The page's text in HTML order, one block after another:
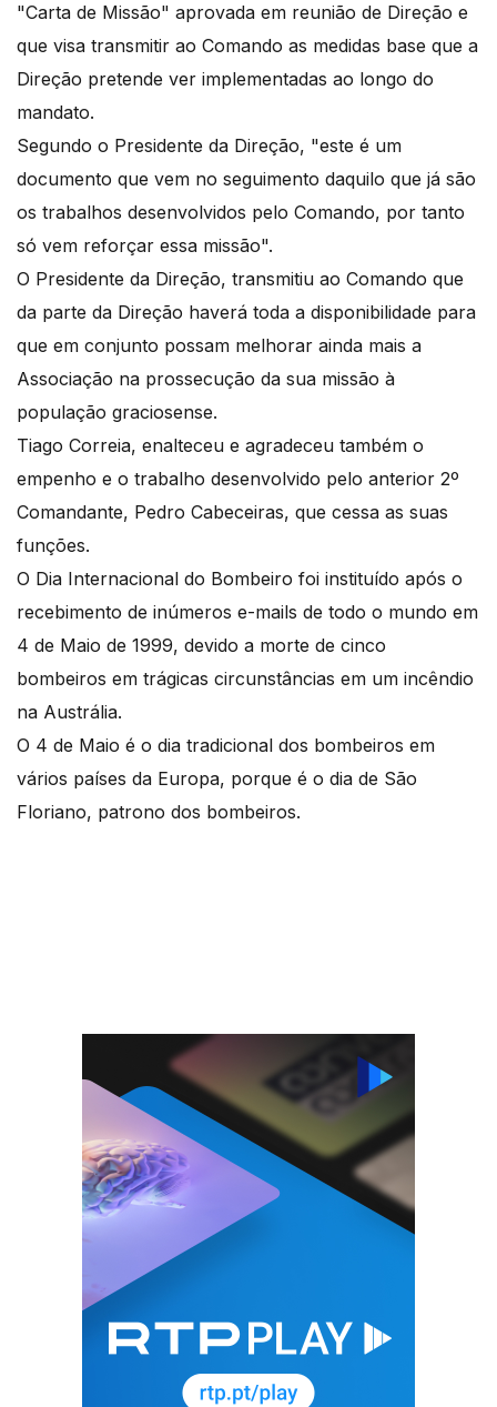
"Carta de Missão" aprovada em reunião de Direção e
que visa transmitir ao Comando as medidas base que a
Direção pretende ver implementadas ao longo do
mandato.
Segundo o Presidente da Direção, "este é um
documento que vem no seguimento daquilo que já são
os trabalhos desenvolvidos pelo Comando, por tanto
só vem reforçar essa missão".
O Presidente da Direção, transmitiu ao Comando que
da parte da Direção haverá toda a disponibilidade para
que em conjunto possam melhorar ainda mais a
Associação na prossecução da sua missão à
população graciosense.
Tiago Correia, enalteceu e agradeceu também o
empenho e o trabalho desenvolvido pelo anterior 2º
Comandante, Pedro Cabeceiras, que cessa as suas
funções.
O Dia Internacional do Bombeiro foi instituído após o
recebimento de inúmeros e-mails de todo o mundo em
4 de Maio de 1999, devido a morte de cinco
bombeiros em trágicas circunstâncias em um incêndio
na Austrália.
O 4 de Maio é o dia tradicional dos bombeiros em
vários países da Europa, porque é o dia de São
Floriano, patrono dos bombeiros.